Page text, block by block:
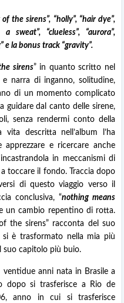
of the sirens”, “holly”, “hair dye”,
sweat”, “clueless”, “aurora”,
e la bonus track “gravity”.
sirens” in quanto scritto nel
narra di inganno, solitudine,
di un momento complicato
guidare dal canto delle sirene,
senza rendermi conto della
descritta nell’album l’ha
e ricercare anche
in meccanismi di
toccare il fondo. Traccia dopo
di questo viaggio verso il
conclusiva, “nothing means
un cambio repentino di rotta.
the sirens” racconta del suo
è trasformato nella mia più
suo capitolo più buio.
anni nata in Brasile a
dopo si trasferisce a Rio de
anno in cui si trasferisce